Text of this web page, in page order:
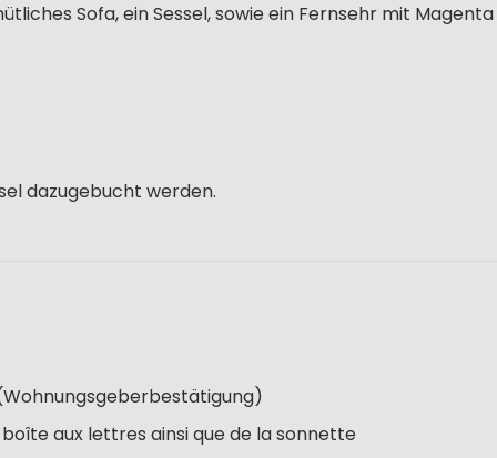
Sofa, ein Sessel, sowie ein Fernsehr mit Magenta
dazugebucht werden.
aux lettres ainsi que de la sonnette